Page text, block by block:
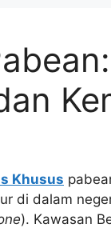
Khusus
di dalam
). Kawasan